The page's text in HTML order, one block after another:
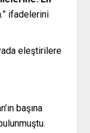
.” ifadelerini
eleştirilere
başına